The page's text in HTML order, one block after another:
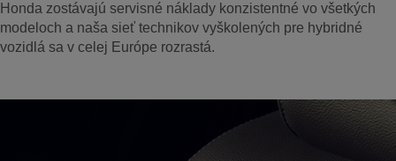
Honda zostávajú servisné náklady konzistentné vo všetkých
modeloch a naša sieť technikov vyškolených pre hybridné
vozidlá sa v celej Európe rozrastá.